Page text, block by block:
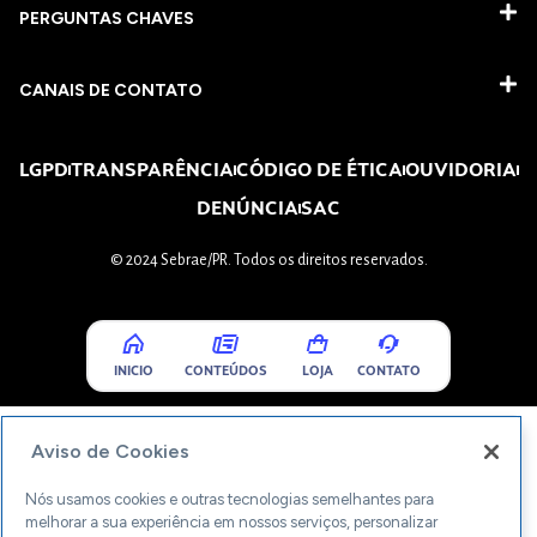
PERGUNTAS CHAVES​
CANAIS DE CONTATO
LGPDTRANSPARÊNCIACÓDIGO DE ÉTICAOUVIDORIA
DENÚNCIASAC
© 2024 Sebrae/PR. Todos os direitos reservados.
INICIO CONTEÚDOS LOJA CONTATO
Aviso de Cookies
Nós usamos cookies e outras tecnologias semelhantes para
melhorar a sua experiência em nossos serviços, personalizar